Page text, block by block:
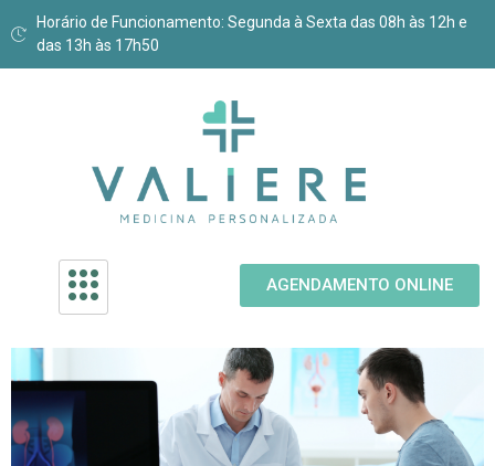
Horário de Funcionamento: Segunda à Sexta das 08h às 12h e
das 13h às 17h50
AGENDAMENTO ONLINE